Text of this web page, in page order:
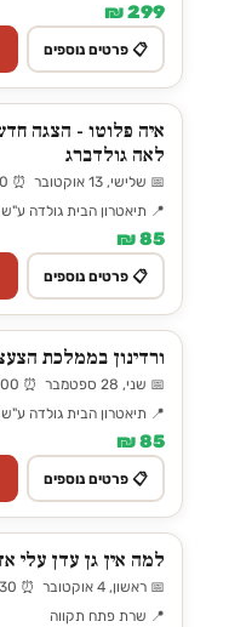
299 ₪
📋 פרטים נוספים
איה פלוטו - הצגה
לאה גולדברג
📅 שלישי, 13 אוקטובר ⏰ 17:30
📍 תיאטרון הבית גולדה ע"ש
85 ₪
📋 פרטים נוספים
ורדינון בממלכת
📅 שני, 28 ספטמבר ⏰ 11:00
📍 תיאטרון הבית גולדה ע"ש
85 ₪
📋 פרטים נוספים
למה אין גן עדן עלי
📅 ראשון, 4 אוקטובר ⏰ 19:30
📍 שרת פתח תקווה